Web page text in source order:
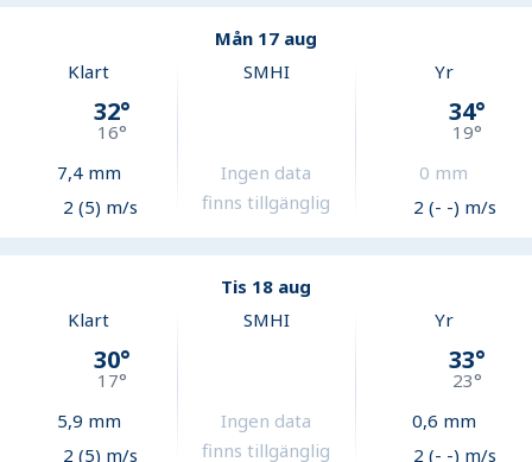
Mån 17 aug
Klart
32°
16°
7,4mm
2 (5) m/s
SMHI
Ingen data
finns tillgänglig
Yr
34°
19°
0 mm
2 (- -) m/s
Tis 18 aug
Klart
30°
17°
5,9 mm
2 (5) m/s
SMHI
Ingen data
finns tillgänglig
Yr
33°
23°
0,6 mm
2 (- -) m/s